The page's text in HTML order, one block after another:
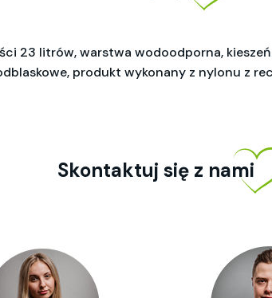
23 litrów, warstwa wodoodporna,
produkt wykonany z nylonu z
Skontaktuj się z nami